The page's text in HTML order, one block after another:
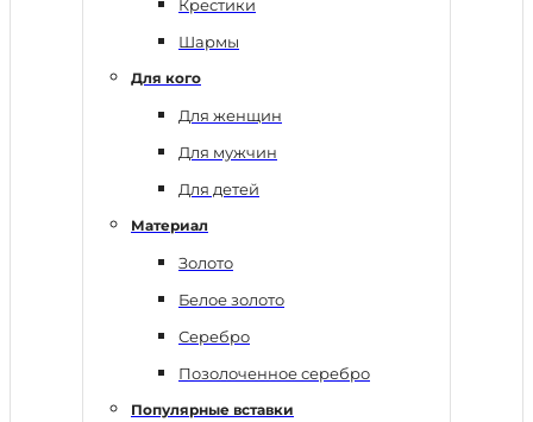
Крестики
Шармы
Для кого
Для женщин
Для мужчин
Для детей
Материал
Золото
Белое золото
Серебро
Позолоченное серебро
Популярные вставки